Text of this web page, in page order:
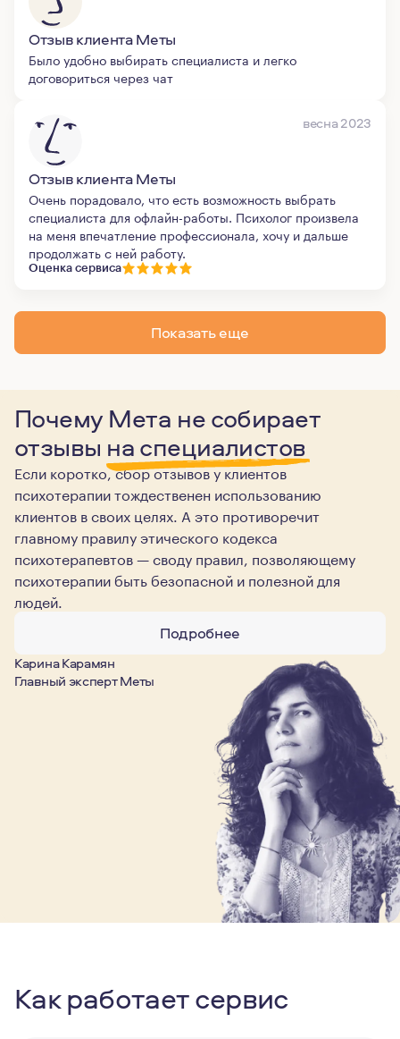
Отзыв клиента Меты
Было удобно выбирать специалиста и легко
договориться через чат
весна 2023
Отзыв клиента Меты
Очень порадовало, что есть возможность выбрать
специалиста для офлайн-работы. Психолог произвела
на меня впечатление профессионала, хочу и дальше
продолжать с ней работу.
Оценка сервиса
Показать еще
Почему Мета не собирает
отзывы на специалистов
Если коротко, сбор отзывов у клиентов
психотерапии тождественен использованию
клиентов в своих целях. А это противоречит
главному правилу этического кодекса
психотерапевтов — своду правил, позволяющему
психотерапии быть безопасной и полезной для
людей.
Подробнее
Карина Карамян
Главный эксперт Меты
Как работает сервис